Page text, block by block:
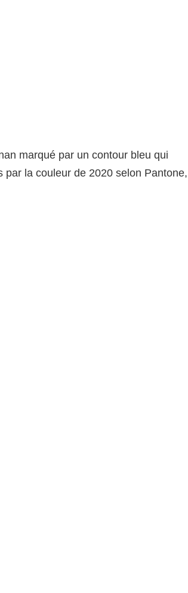
marqué par un contour bleu qui
la couleur de 2020 selon Pantone,